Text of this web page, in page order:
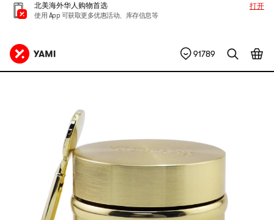
北美海外华人购物首选
使用 App 可获取更多优惠活动、库存信息等
打开
91789